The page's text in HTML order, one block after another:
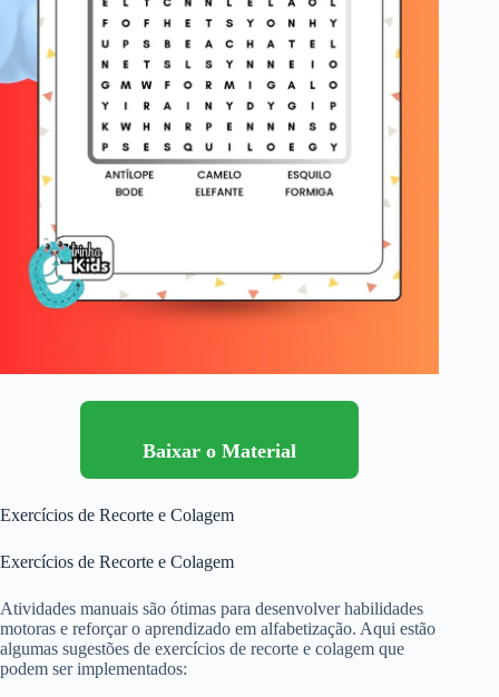
Baixar o Material
Exercícios de Recorte e Colagem
Exercícios de Recorte e Colagem
Atividades manuais são ótimas para desenvolver habilidades
motoras e reforçar o aprendizado em alfabetização. Aqui estão
algumas sugestões de exercícios de recorte e colagem que
podem ser implementados: